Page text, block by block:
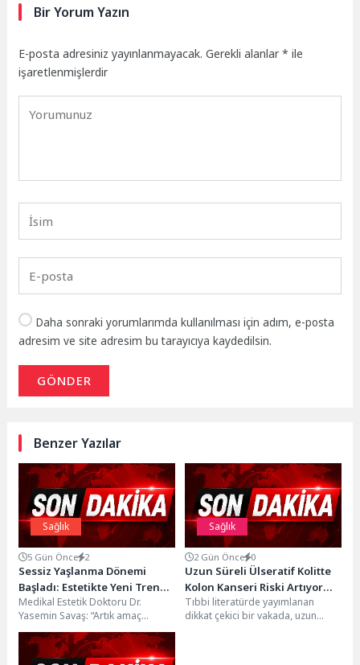
Bir Yorum Yazın
E-posta adresiniz yayınlanmayacak. Gerekli alanlar* ile
işaretlenmişlerdir
Daha sonraki yorumlarımda kullanılması için adım, e-posta
adresim ve site adresim bu tarayıcıya kaydedilsin.
GÖNDER
Benzer Yazılar
Sağlık
5 Gün Önce 2
Sessiz Yaşlanma Dönemi
Başladı: Estetikte Yeni Trend,
Doğallığı Yıllarca Korumak
Medikal Estetik Doktoru Dr.
Yasemin Savaş: “Artık amaç
zamanı geri almak değil,
yaşlanmayı doğru
yönetmek.”Uzun...
Sağlık
2 Gün Önce 0
Uzun Süreli Ülseratif Kolitte
Kolon Kanseri Riski Artıyor
mu?
Tıbbi literatürde yayımlanan
dikkat çekici bir vakada, uzun